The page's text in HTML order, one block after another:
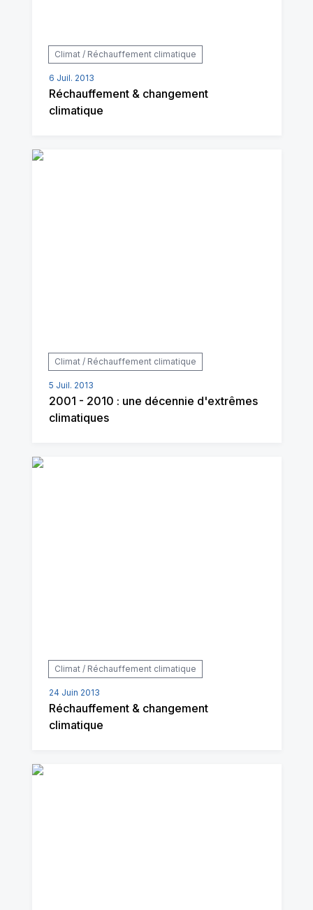
Climat / Réchauffement climatique
6 Juil. 2013
Réchauffement & changement
climatique
Climat / Réchauffement climatique
5 Juil. 2013
2001 - 2010 : une décennie d'extrêmes
climatiques
Climat / Réchauffement climatique
24 Juin 2013
Réchauffement & changement
climatique